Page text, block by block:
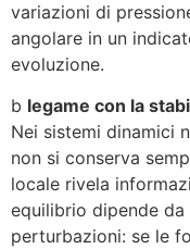
variazioni di
angolare in un
evoluzione.
b legame con la
Nei sistemi dinamici
non si conserva
locale rivela
equilibrio dipende
perturbazioni: se le